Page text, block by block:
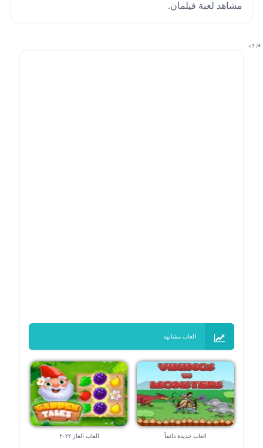
مشاهد لعبة فيلمان.
*/ ?>
العاب مشابهه
العاب جديدة دائماً العاب الغاز ٢٠٢٢